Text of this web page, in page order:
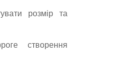
розмір та
створення